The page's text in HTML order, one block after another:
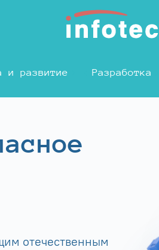
и развитие Разработка
отечественным